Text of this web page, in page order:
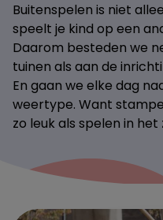
Buitenspelen is niet
speelt je kind op een
Daarom besteden we
tuinen als aan de
En gaan we elke dag
weertype. Want
zo leuk als spelen in